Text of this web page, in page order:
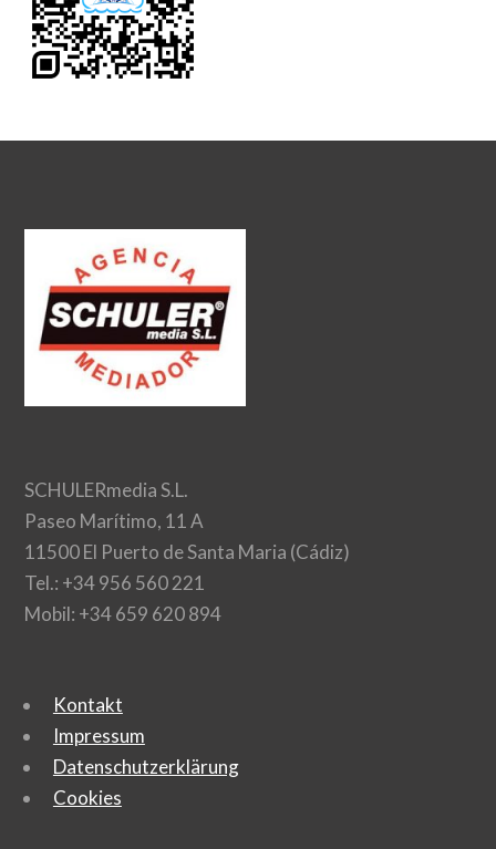
SCHULERmedia S.L.
Paseo Marítimo, 11 A
11500 El Puerto de Santa Maria (Cádiz)
Tel.: +34 956 560 221
Mobil: +34 659 620 894
Kontakt
Impressum
Datenschutzerklärung
Cookies